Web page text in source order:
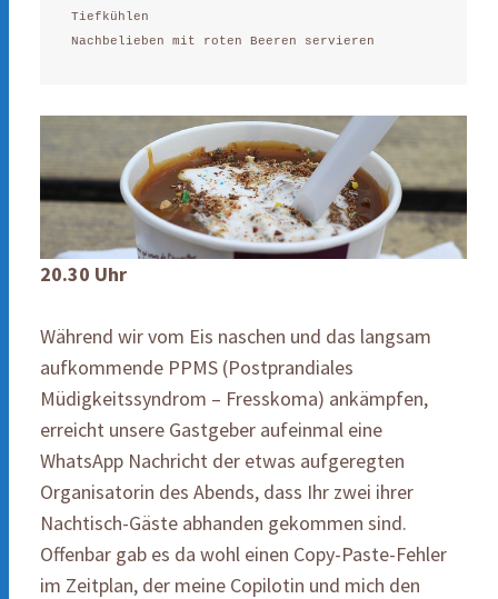
Tiefkühlen
Nachbelieben mit roten Beeren servieren
20.30 Uhr
Während wir vom Eis naschen und das langsam
aufkommende PPMS (Postprandiales
Müdigkeitssyndrom – Fresskoma) ankämpfen,
erreicht unsere Gastgeber aufeinmal eine
WhatsApp Nachricht der etwas aufgeregten
Organisatorin des Abends, dass Ihr zwei ihrer
Nachtisch-Gäste abhanden gekommen sind.
Offenbar gab es da wohl einen Copy-Paste-Fehler
im Zeitplan, der meine Copilotin und mich den